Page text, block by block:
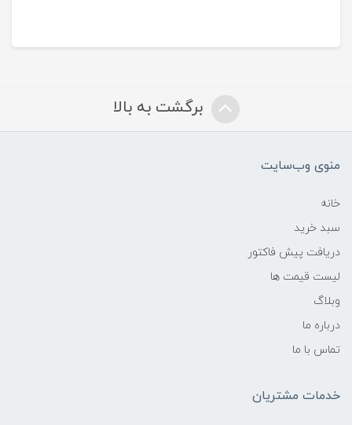
برگشت به بالا
منوی وب‌سایت
خانه
سبد خرید
دریافت پیش فاکتور
لیست قیمت ها
وبلاگ
درباره ما
تماس با ما
خدمات مشتریان